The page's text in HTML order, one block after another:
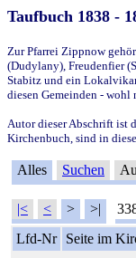
Taufbuch 1838 -
Zur Pfarrei Zippnow
(Dudylany), Freudenfier
Stabitz und ein
diesen Gemeinden -
Autor dieser Abschrift ist
Kirchenbuch, sind in
Alles Suchen
|< < > >|
Lfd-Nr
Seite im